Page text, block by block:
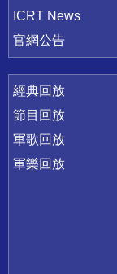
ICRT News
官網公告
經典回放
節目回放
軍歌回放
軍樂回放